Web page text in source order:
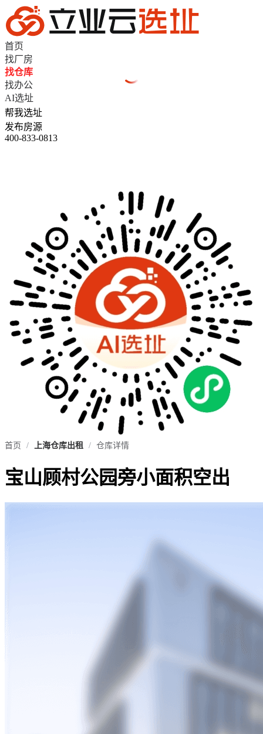
首页
找厂房
找仓库
找办公
AI选址
帮我选址
发布房源
400-833-0813
首页 / 上海仓库出租 / 仓库详情
宝山顾村公园旁小面积空出